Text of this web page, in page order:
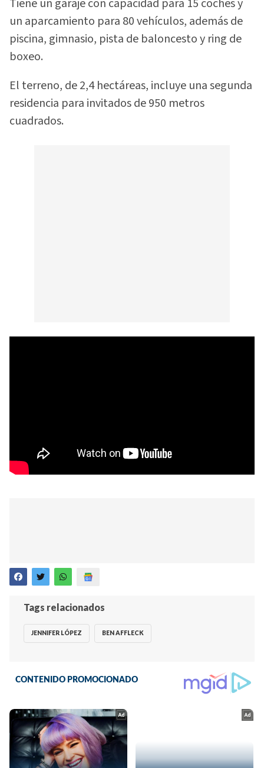
Tiene un garaje con capacidad para 15 coches y
un aparcamiento para 80 vehículos, además de
piscina, gimnasio, pista de baloncesto y ring de
boxeo.
El terreno, de 2,4 hectáreas, incluye una segunda
residencia para invitados de 950 metros
cuadrados.
Tags relacionados
JENNIFER LÓPEZ BEN AFFLECK